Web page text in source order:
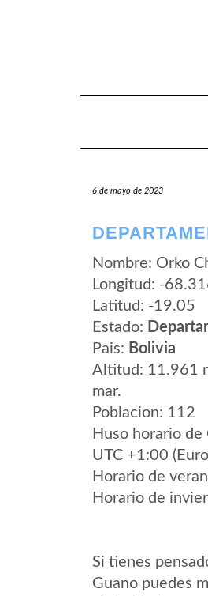
6 de mayo de 2023
Nombre: Orko
Longitud: -
Latitud: -19.05
Estado:
Pais: Bolivia
Altitud: 11.961
mar.
Poblacion: 112
Huso horario de
UTC +1:00
Horario de
Horario de
Si tienes
Guano puedes